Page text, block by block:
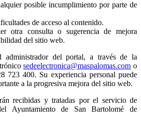
posible incumplimiento por parte de
de acceso al contenido.
otra consulta o sugerencia de mejora
del sitio web.
administrador del portal, a través de la
sedeelectronica@maspalomas.com o
723 400. Su experiencia personal puede
a la progresiva mejora del sitio web.
recibidas y tratadas por el servicio de
Ayuntamiento de San Bartolomé de